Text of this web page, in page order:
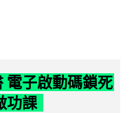
電子啟動碼鎖死
功課